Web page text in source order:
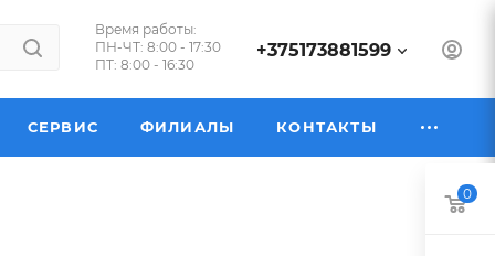
Время работы:
ПН-ЧТ: 8:00 - 17:30
ПТ: 8:00 - 16:30
+375173881599
СЕРВИС ФИЛИАЛЫ КОНТАКТЫ
0